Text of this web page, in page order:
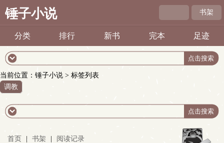
锤子小说 书架
分类 排行 新书 完本 足迹
当前位置： 锤子小说 > 标签列表
调教
首页 书架 阅读记录